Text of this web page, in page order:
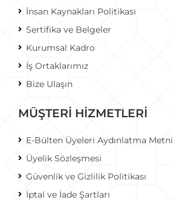
İnsan Kaynakları Politikası
Sertifika ve Belgeler
Kurumsal Kadro
İş Ortaklarımız
Bize Ulaşın
MÜŞTERİ HİZMETLERİ
E-Bülten Üyeleri Aydınlatma Metni
Üyelik Sözleşmesi
Güvenlik ve Gizlilik Politikası
İptal ve İade Şartları